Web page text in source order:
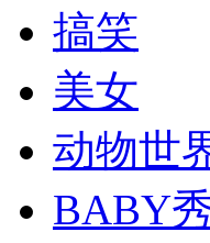
山西运城恶犬咬伤
无痛分娩是否安全
搞笑
美女
动物世
BABY